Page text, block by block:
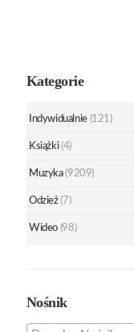
Kategorie
Indywidualnie (121)
Książki (4)
Muzyka (9209)
Odzież (7)
Wideo (98)
Nośnik